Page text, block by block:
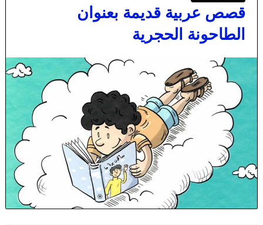
قصص عربية قديمة بعنوان
الطاحونة الحجرية